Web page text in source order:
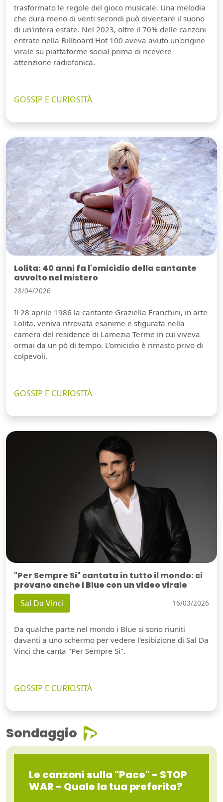
trasformato le regole del gioco musicale. Una melodia
che dura meno di venti secondi può diventare il suono
di un'intera estate. Nel 2023, oltre il 70% delle canzoni
entrate nella Billboard Hot 100 aveva avuto un'origine
virale su piattaforme social prima di ricevere
attenzione radiofonica.
GOSSIP E CURIOSITÀ
Lolita: 40 anni fa l'omicidio della cantante
avvolto nel mistero
28/04/2026
Il 28 aprile 1986 la cantante Graziella Franchini, in arte
Lolita, veniva ritrovata esanime e sfigurata nella
camera del residence di Lamezia Terme in cui viveva
ormai da un pò di tempo. L'omicidio è rimasto privo di
colpevoli.
GOSSIP E CURIOSITÀ
"Per Sempre Si" cantata in tutto il mondo: ci
provano anche i Blue con un video virale
Sal Da Vinci 16/03/2026
Da qualche parte nel mondo i Blue si sono riuniti
davanti a uno schermo per vedere l'esibizione di Sal Da
Vinci che canta "Per Sempre Si".
GOSSIP E CURIOSITÀ
Sondaggio
Le canzoni sulla "Pace" - STOP
WAR - Quale la tua preferita?